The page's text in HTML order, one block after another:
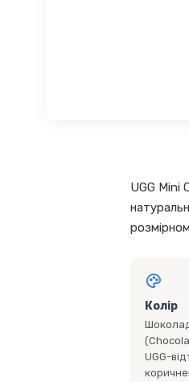
UGG Mini
Колір
UGG-